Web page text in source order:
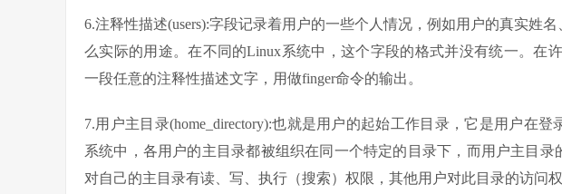
6.注释性描述(users):字段记录着用户的一些个人情况，例如用户的真实姓
么实际的用途。在不同的Linux系统中，这个字段的格式并没有统一。在
一段任意的注释性描述文字，用做finger命令的输出。
7.用户主目录(home_directory):也就是用户的起始工作目录，它是用户在
系统中，各用户的主目录都被组织在同一个特定的目录下，而用户主目
对自己的主目录有读、写、执行（搜索）权限，其他用户对此目录的访问